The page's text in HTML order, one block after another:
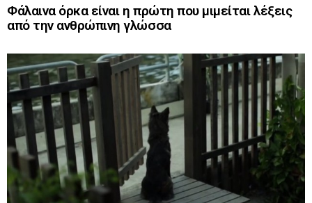
Φάλαινα όρκα είναι η πρώτη που μιμείται λέξεις
από την ανθρώπινη γλώσσα